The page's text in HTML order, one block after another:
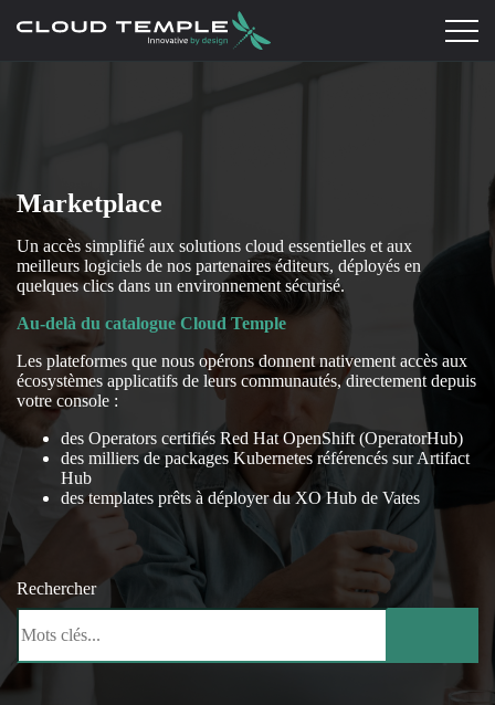
Marketplace
Un accès simplifié aux solutions cloud essentielles et aux
meilleurs logiciels de nos partenaires éditeurs, déployés en
quelques clics dans un environnement sécurisé.
Au-delà du catalogue Cloud Temple
Les plateformes que nous opérons donnent nativement accès aux
écosystèmes applicatifs de leurs communautés, directement depuis
votre console :
des Operators certifiés Red Hat OpenShift (OperatorHub)
des milliers de packages Kubernetes référencés sur Artifact
Hub
des templates prêts à déployer du XO Hub de Vates
Rechercher